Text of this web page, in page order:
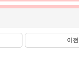
이전